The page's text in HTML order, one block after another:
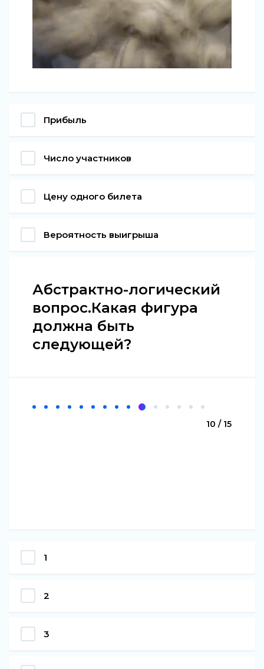
Прибыль
Число участников
Цену одного билета
Вероятность выигрыша
Абстрактно-логический
вопрос.Какая фигура
должна быть
следующей?
10 / 15
1
2
3